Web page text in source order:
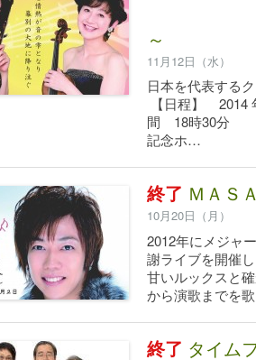
～魅惑
～
11月12日（水）
日本を代表する
【日程】
間 18時30分
記念ホ…
終了 ＭＡＳ
10月20日（月）
2012年にメジャ
謝ライブを開催
甘いルックスと
から演歌までを
終了 タイム